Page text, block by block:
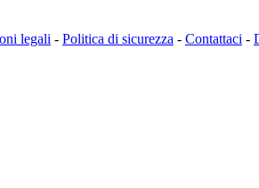
legali - Politica di sicurezza - Contattaci -